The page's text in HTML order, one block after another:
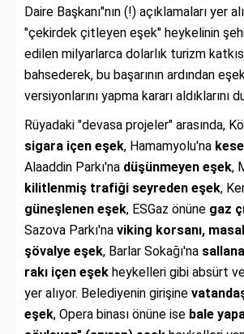
Daire Başkanı"nın (!) açıklamaları yer
"çekirdek çitleyen eşek" heykelinin
edilen milyarlarca dolarlık turizm
bahsederek, bu başarının ardından
versiyonlarını yapma kararı aldıklarını
Rüyadaki "devasa projeler" arasında,
sigara içen eşek, Hamamyolu'na
Alaaddin Parkı'na düşünmeyen eşek,
kilitlenmiş trafiği seyreden eşek,
güneşlenen eşek, ESGaz önüne gaz
Sazova Parkı'na viking korsanı,
şövalye eşek, Barlar Sokağı'na
rakı içen eşek heykelleri gibi absürt
yer alıyor. Belediyenin girişine
eşek, Opera binası önüne ise bale